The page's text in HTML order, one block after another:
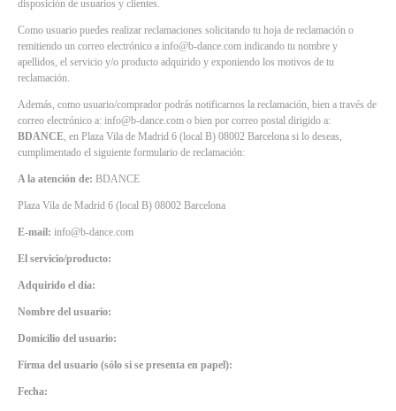
disposición de usuarios y clientes.
Como usuario puedes realizar reclamaciones solicitando tu hoja de reclamación o
remitiendo un correo electrónico a info@b-dance.com indicando tu nombre y
apellidos, el servicio y/o producto adquirido y exponiendo los motivos de tu
reclamación.
Además, como usuario/comprador podrás notificarnos la reclamación, bien a través de
correo electrónico a: info@b-dance.com o bien por correo postal dirigido a:
BDANCE, en Plaza Vila de Madrid 6 (local B) 08002 Barcelona si lo deseas,
cumplimentado el siguiente formulario de reclamación:
A la atención de: BDANCE
Plaza Vila de Madrid 6 (local B) 08002 Barcelona
E-mail: info@b-dance.com
El servicio/producto:
Adquirido el día:
Nombre del usuario:
Domicilio del usuario:
Firma del usuario (sólo si se presenta en papel):
Fecha: